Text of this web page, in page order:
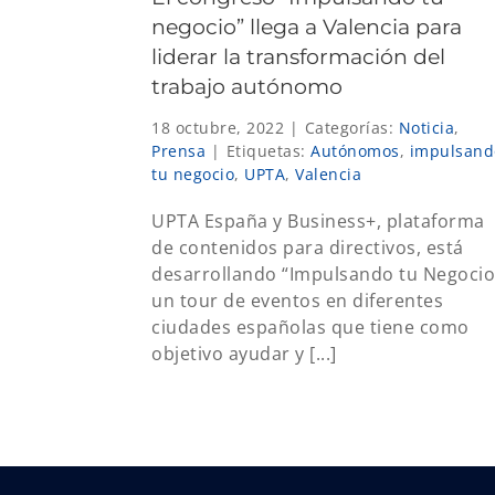
negocio” llega a Valencia para
liderar la transformación del
trabajo autónomo
18 octubre, 2022 | Categorías: Noticia,
Prensa | Etiquetas: Autónomos,
tu negocio, UPTA, Valencia
UPTA España y Business+, plataforma
de contenidos para directivos, está
desarrollando “Impulsando tu
un tour de eventos en diferentes
ciudades españolas que tiene como
objetivo ayudar y [...]